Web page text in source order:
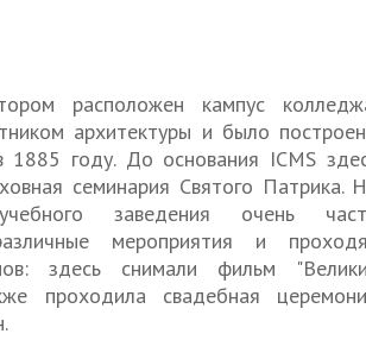
расположен кампус
архитектуры и было
1885 году. До основания ICMS
семинария Святого Патрика.
заведения очень
мероприятия и
здесь снимали фильм
проходила свадебная